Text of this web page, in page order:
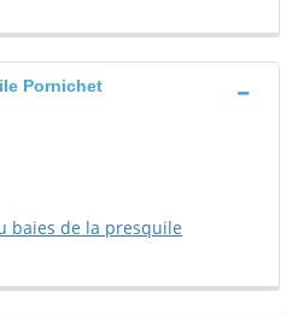
Pornichet
baies de la presquile